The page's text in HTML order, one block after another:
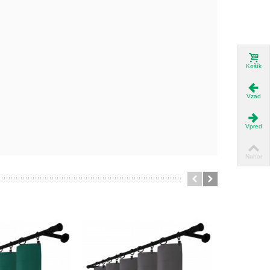
Košík
Vzad
Vpred
Nahor